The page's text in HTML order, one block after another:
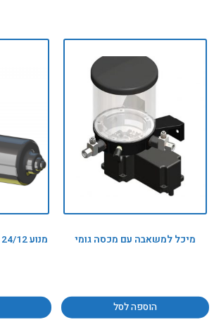
מיכל למשאבה עם מכסה גומי
הוספה לסל
מנוע 24/12 וולט DC למשאבת גריז